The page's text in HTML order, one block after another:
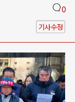
0
기사수정